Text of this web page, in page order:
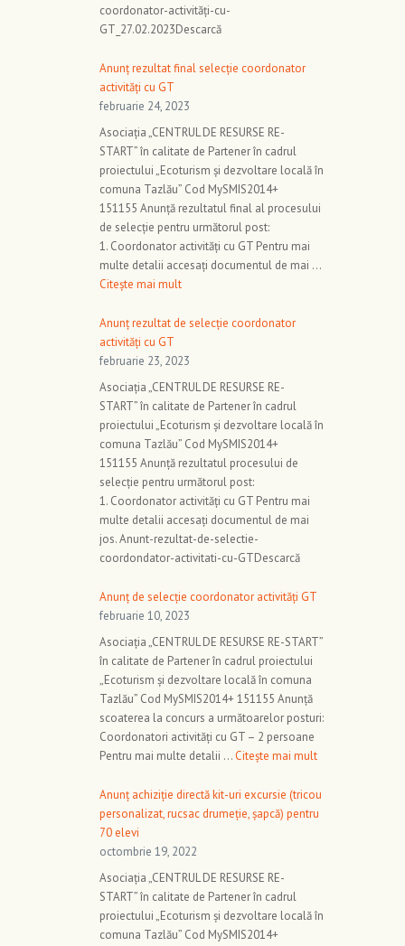
coordonator-activități-cu-
GT_27.02.2023Descarcă
Anunț rezultat final selecție coordonator
activități cu GT
februarie 24, 2023
Asociația „CENTRUL DE RESURSE RE-
START” în calitate de Partener în cadrul
proiectului „Ecoturism și dezvoltare locală în
comuna Tazlău” Cod MySMIS2014+
151155 Anunță rezultatul final al procesului
de selecție pentru următorul post:
1. Coordonator activități cu GT Pentru mai
multe detalii accesați documentul de mai …
Citește mai mult
Anunț rezultat de selecție coordonator
activități cu GT
februarie 23, 2023
Asociația „CENTRUL DE RESURSE RE-
START” în calitate de Partener în cadrul
proiectului „Ecoturism și dezvoltare locală în
comuna Tazlău” Cod MySMIS2014+
151155 Anunță rezultatul procesului de
selecție pentru următorul post:
1. Coordonator activități cu GT Pentru mai
multe detalii accesați documentul de mai
jos. Anunt-rezultat-de-selectie-
coordondator-activitati-cu-GTDescarcă
Anunț de selecție coordonator activități GT
februarie 10, 2023
Asociația „CENTRUL DE RESURSE RE-START”
în calitate de Partener în cadrul proiectului
„Ecoturism și dezvoltare locală în comuna
Tazlău” Cod MySMIS2014+ 151155 Anunță
scoaterea la concurs a următoarelor posturi:
Coordonatori activități cu GT – 2 persoane
Pentru mai multe detalii … Citește mai mult
Anunț achiziție directă kit-uri excursie (tricou
personalizat, rucsac drumeție, șapcă) pentru
70 elevi
octombrie 19, 2022
Asociația „CENTRUL DE RESURSE RE-
START” în calitate de Partener în cadrul
proiectului „Ecoturism și dezvoltare locală în
comuna Tazlău” Cod MySMIS2014+